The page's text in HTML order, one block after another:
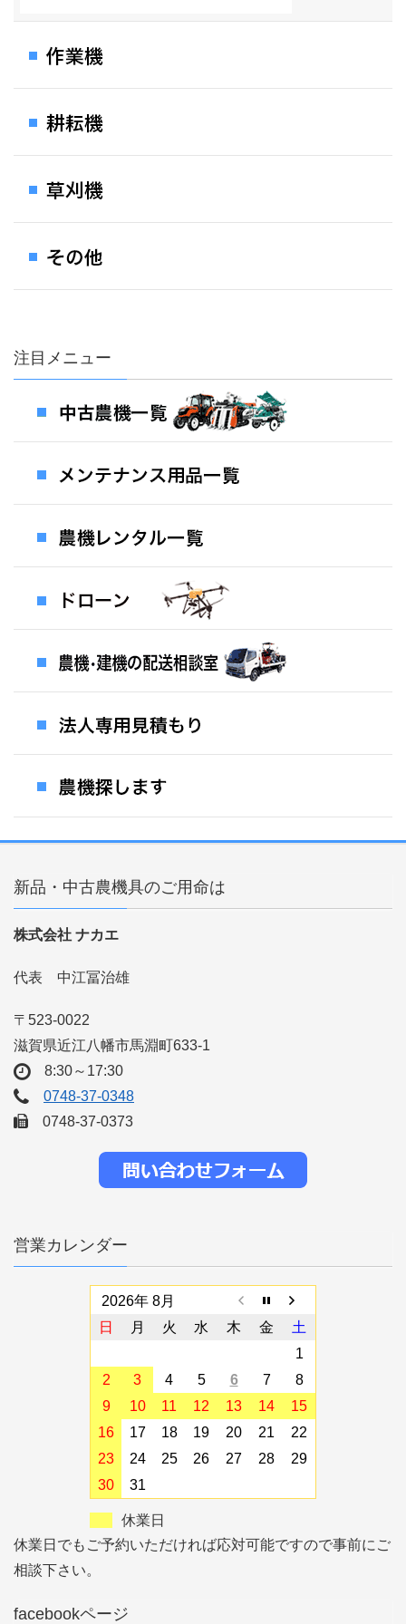
注目メニュー
新品・中古農機具のご用命は
株式会社 ナカエ
代表 中江冨治雄
〒523-0022
滋賀県近江八幡市馬淵町633-1
8:30～17:30
0748-37-0348
0748-37-0373
営業カレンダー
2026年 8月
日
月 火 水 木 金
土
1
2
3 4 5 6 7
8
9
10 11 12 13 14
15
16
17 18 19 20 21
22
23
24 25 26 27 28
29
30
31
休業日
休業日でもご予約いただければ応対可能ですので事前にご
相談下さい。
facebookページ